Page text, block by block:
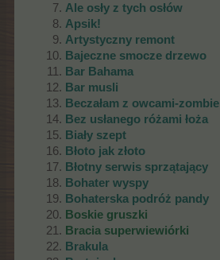
Ale osły z tych osłów
Apsik!
Artystyczny remont
Bajeczne smocze drzewo
Bar Bahama
Bar musli
Beczałam z owcami-zombie
Bez usłanego różami łoża
Biały szept
Błoto jak złoto
Błotny serwis sprzątający
Bohater wyspy
Bohaterska podróż pandy
Boskie gruszki
Bracia superwiewiórki
Brakula